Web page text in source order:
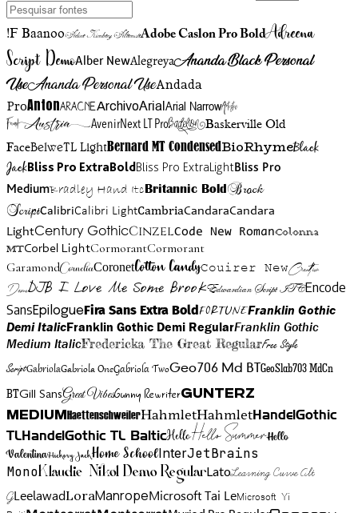
!F BaanooAdine Kirnberg AlternateAdobe Caslon Pro BoldAdreena
Script DemoAlber NewAlegreyaAnanda Black Personal
UseAnanda Personal UseAndada
ProAntonAracneArchivoArialArial NarrowArtistic
FriendAustriaAvenirNext LT ProBadelionBaskerville Old
FaceBelweTL LightBernard MT CondensedBioRhymeBlack
JackBliss Pro ExtraBoldBliss Pro ExtraLightBliss Pro
MediumBradley Hand Itc Britannic Bold Brock
ScriptCalibriCalibri LightCambriaCandaraCandara
LightCentury GothicCinzelCode New RomanColonna
MTCorbel LightCormorantCormorant
GaramondCorneliaCoronetCotton CandyCouirer NewCreattion
DemoDJB I Love Me Some BrookEdwardian Script ITCEncode
SansEpilogueFira Sans Extra BoldFortuneFranklin Gothic
Demi ItalicFranklin Gothic Demi RegularFranklin Gothic
Medium ItalicFredericka The Great RegularFree Style
ScriptGabriolaGabriola OneGabriola TwoGeo706 Md BTGeoSlab703 MdCn
BTGill SansGreat VibesGunny RewriterGunterz
Medium HaettenschweilerHahmletHahmletHandelGothic
TLHandelGothic TL BalticHelloHello SummerHello
ValentinaHickory JackHome SchoolInterJetBrains
MonoKlaudie Nikol Demo RegularLatoLearning Curve Alt
GLeelawadLoraManropeMicrosoft Tai LeMicrosoft Yi